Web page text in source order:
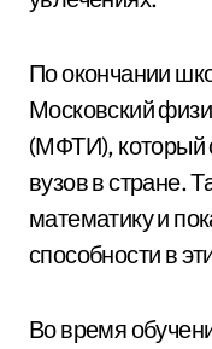
По окончании
Московский
(МФТИ), который
вузов в стране.
математику и
способности в
Во время